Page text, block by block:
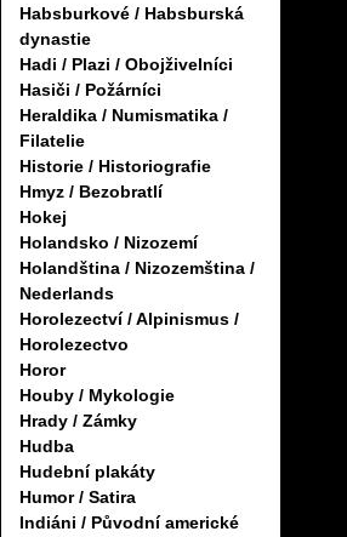
Habsburkové / Habsburská
dynastie
Hadi / Plazi / Obojživelníci
Hasiči / Požárníci
Heraldika / Numismatika /
Filatelie
Historie / Historiografie
Hmyz / Bezobratlí
Hokej
Holandsko / Nizozemí
Holandština / Nizozemština /
Nederlands
Horolezectví / Alpinismus /
Horolezectvo
Horor
Houby / Mykologie
Hrady / Zámky
Hudba
Hudební plakáty
Humor / Satira
Indiáni / Původní americké